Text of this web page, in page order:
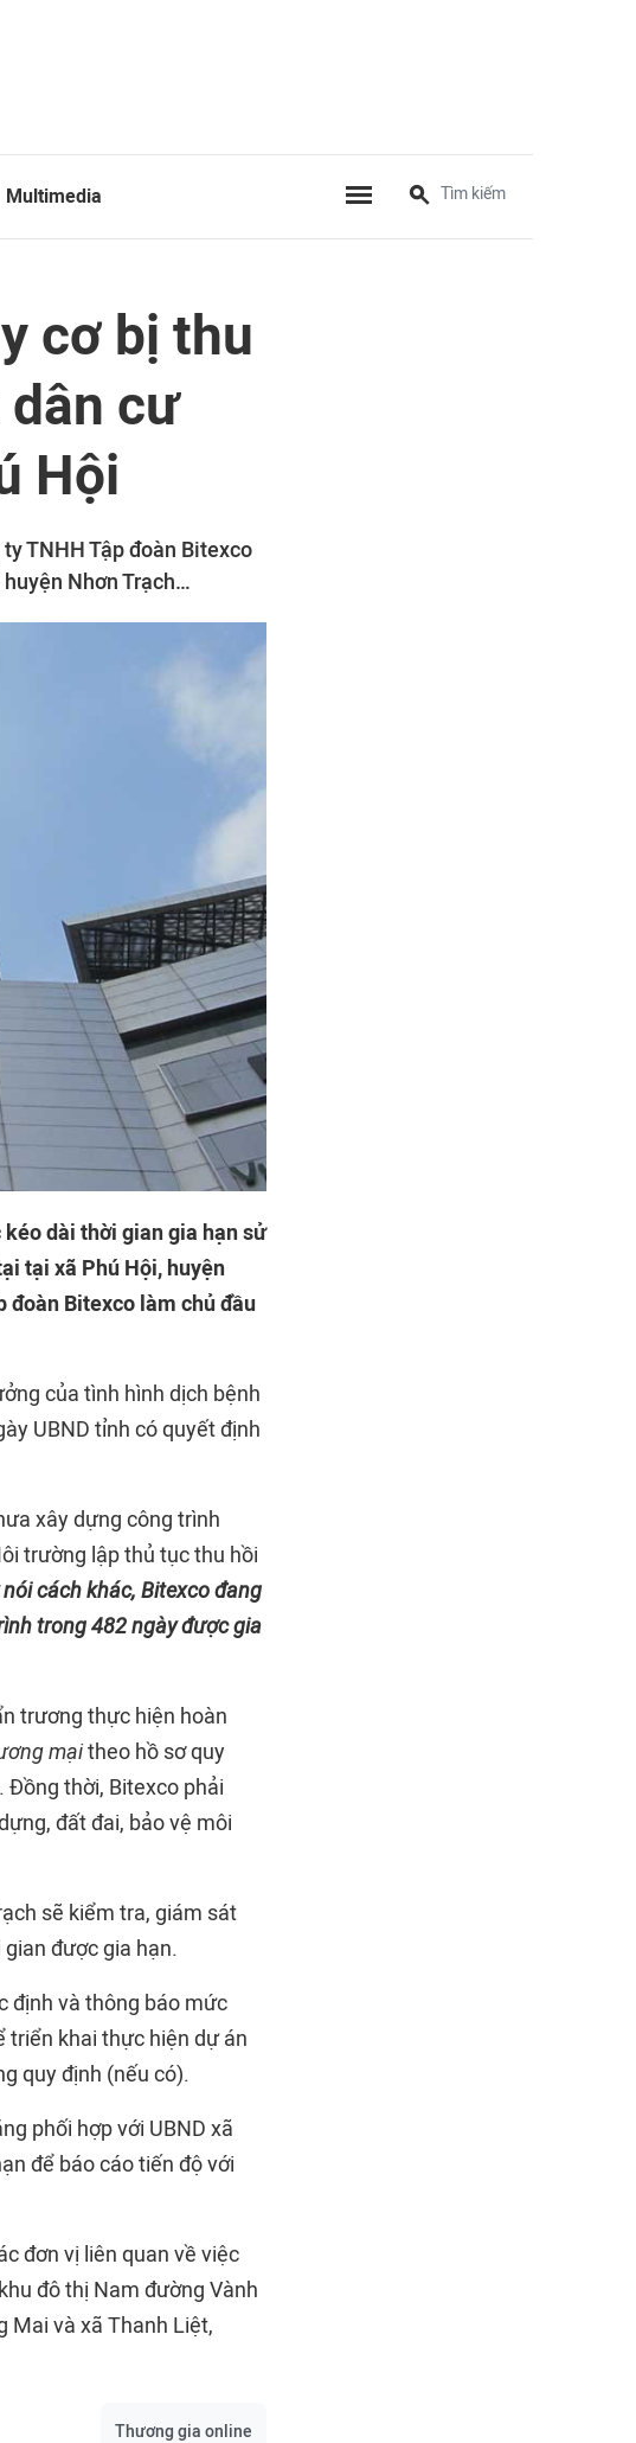
Multimedia
cơ bị thu
cư
Hội
TNHH Tập đoàn Bitexco
Nhơn Trạch…
dài thời gian gia hạn sử
tại xã Phú Hội, huyện
đoàn Bitexco làm chủ đầu
của tình hình dịch bệnh
UBND tỉnh có quyết định
xây dựng công trình
trường lập thủ tục thu hồi
cách khác, Bitexco đang
trong 482 ngày được gia
trương thực hiện hoàn
mạitheo hồ sơ quy
Đồng thời, Bitexco phải
đất đai, bảo vệ môi
sẽ kiểm tra, giám sát
được gia hạn.
định và thông báo mức
triển khai thực hiện dự án
quy định (nếu có).
phối hợp với UBND xã
để báo cáo tiến độ với
đơn vị liên quan về việc
đô thị Nam đường Vành
Mai và xã Thanh Liệt,
Thương gia online